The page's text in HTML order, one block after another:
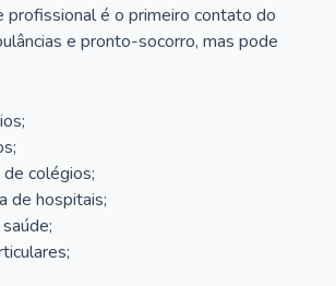
profissional é o primeiro contato do
e pronto-socorro, mas pode
colégios;
de hospitais;